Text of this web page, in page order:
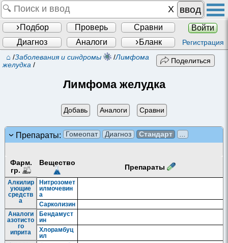
ввод
Подбор Проверь Сравни
Войти
Диагноз
Аналоги Бланк Регистрация
⌂ /Заболевания и синдромы /Лимфома
желудка/
Поделиться
Лимфома желудка
Добавь Аналоги Сравни
Препараты: Гомеопат Диагноз Стандарт
Фарм.
гр.
Вещество
Препараты
Алкилир
ующие
средств
а
Нитрозомет
илмочевин
а
Сарколизин
Аналоги
азотисто
го
иприта
Бендамуст
ин
Хлорамбуц
ил